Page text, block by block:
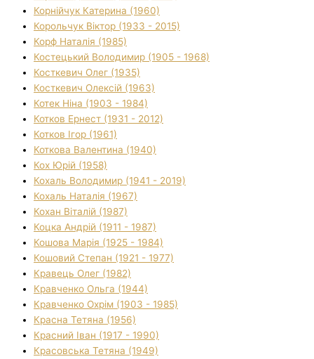
Корнійчук Катерина (1960)
Корольчук Віктор (1933 - 2015)
Корф Наталія (1985)
Костецький Володимир (1905 - 1968)
Косткевич Олег (1935)
Косткевич Олексій (1963)
Котек Ніна (1903 - 1984)
Котков Ернест (1931 - 2012)
Котков Ігор (1961)
Коткова Валентина (1940)
Кох Юрій (1958)
Кохаль Володимир (1941 - 2019)
Кохаль Наталія (1967)
Кохан Віталій (1987)
Коцка Андрій (1911 - 1987)
Кошова Марія (1925 - 1984)
Кошовий Степан (1921 - 1977)
Кравець Олег (1982)
Кравченко Ольга (1944)
Кравченко Охрім (1903 - 1985)
Красна Тетяна (1956)
Красний Іван (1917 - 1990)
Красовська Тетяна (1949)